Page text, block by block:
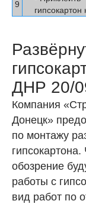
9
гипсокартон
ДНР 20/
Компания
Донецк»
по монтажу
обозрение
работы с
вид работ по